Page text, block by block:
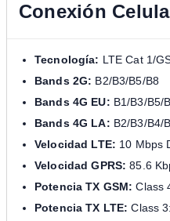
Conexión
Tecnología: LTE Cat 1/
Bands 2G: B2/B3/B5/B8
Bands 4G EU: B1/B3/B5/
Bands 4G LA: B2/B3/B4/
Velocidad LTE: 10 Mbps
Velocidad GPRS: 85.6
Potencia TX GSM: Class
Potencia TX LTE: Class